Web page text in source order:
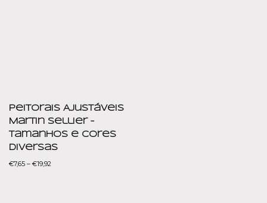
Peitorais Ajustáveis
Martin Sellier –
Tamanhos e cores
diversas
€7,65 – €19,92